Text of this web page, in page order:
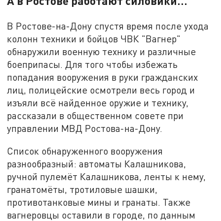
В Ростове-на-Дону спустя время после ухода
колонн техники и бойцов ЧВК "Вагнер"
обнаружили военную технику и различные
боеприпасы. Для того чтобы избежать
попадания вооружения в руки гражданских
лиц, полицейские осмотрели весь город и
изъяли всё найденное оружие и технику,
рассказали в общественном совете при
управлении МВД Ростова-на-Дону.
Список обнаруженного вооружения
разнообразный: автоматы Калашникова,
ручной пулемёт Калашникова, ленты к нему,
гранатомёты, тротиловые шашки,
противотанковые мины и гранаты. Также
вагнеровцы оставили в городе, по данным